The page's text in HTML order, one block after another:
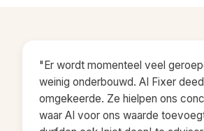
"Er wordt momenteel veel
weinig onderbouwd. AI Fixer
omgekeerde. Ze hielpen ons
waar AI voor ons waarde